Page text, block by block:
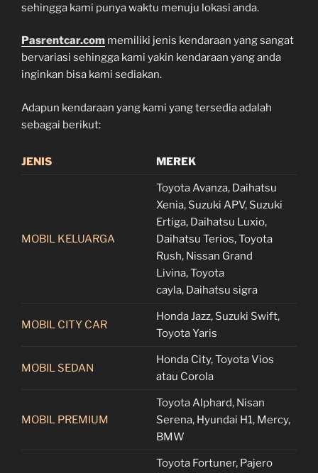
sehingga kami punya waktu menuju lokasi anda.
Pasrentcar.com memiliki jenis kendaraan yang sangat
bervariasi sehingga kami yakin kendaraan yang anda
inginkan bisa kami sediakan.
Adapun kendaraan yang kami yang tersedia adalah
sebagai berikut:
JENIS MEREK
MOBIL KELUARGA
Toyota Avanza, Daihatsu
Xenia, Suzuki APV, Suzuki
Ertiga, Daihatsu Luxio,
Daihatsu Terios, Toyota
Rush, Nissan Grand
Livina, Toyota
cayla, Daihatsu sigra
MOBIL CITY CAR
Honda Jazz, Suzuki Swift,
Toyota Yaris
MOBIL SEDAN
Honda City, Toyota Vios
atau Corola
MOBIL PREMIUM
Toyota Alphard, Nisan
Serena, Hyundai H1, Mercy,
BMW
Toyota Fortuner, Pajero